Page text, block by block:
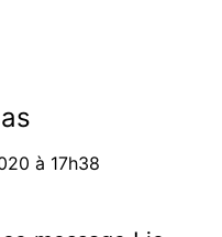
à 17h38